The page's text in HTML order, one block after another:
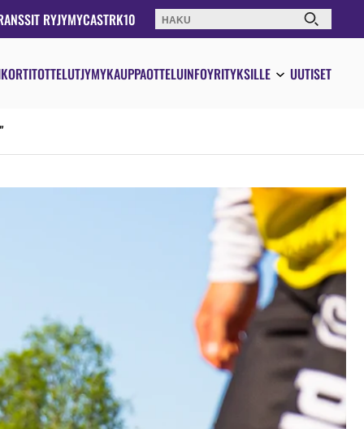
RYJYMYCASTRK10 Haku:
OTTELUTJYMYKAUPPAOTTELUINFOYRITYKSILLE UUTISET